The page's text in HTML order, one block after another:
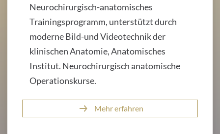
Neurochirurgisch-anatomisches
Trainingsprogramm, unterstützt durch
moderne Bild-und Videotechnik der
klinischen Anatomie, Anatomisches
Institut. Neurochirurgisch anatomische
Operationskurse.
Mehr erfahren